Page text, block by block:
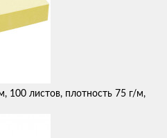
100 листов, плотность 75 г/м,